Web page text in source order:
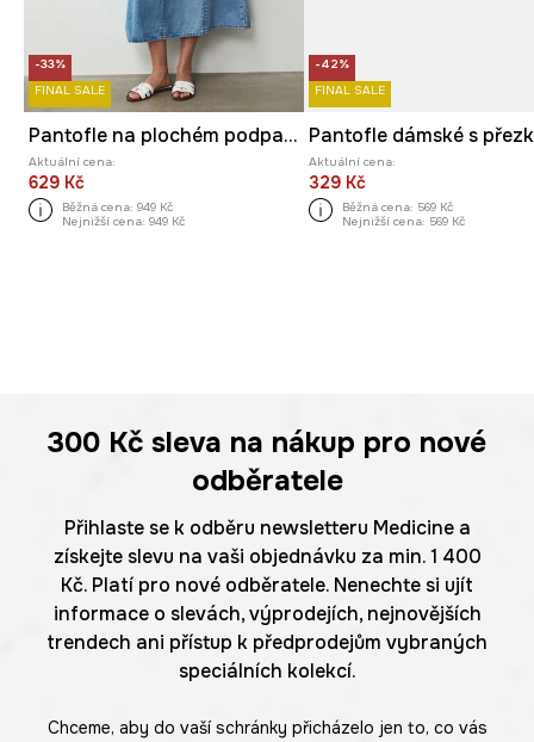
-33%
FINAL SALE
Pantofle na plochém podpatku dámské kožené
Aktuální cena:
629 Kč
Běžná cena: 949 Kč
Nejnižší cena: 949 Kč
-42%
FINAL SALE
Pantofle dámské s
Aktuální cena:
329 Kč
Běžná cena: 569 Kč
Nejnižší cena: 569 Kč
300 Kč sleva na nákup pro nové
odběratele
Přihlaste se k odběru newsletteru Medicine a
získejte slevu na vaši objednávku za min. 1 400
Kč. Platí pro nové odběratele. Nenechte si ujít
informace o slevách, výprodejích, nejnovějších
trendech ani přístup k předprodejům vybraných
speciálních kolekcí.
Chceme, aby do vaší schránky přicházelo jen to, co vás